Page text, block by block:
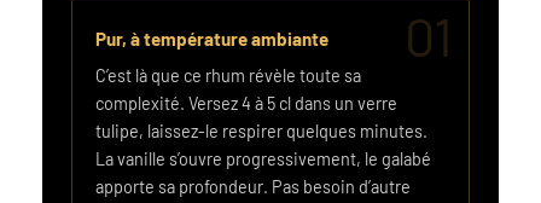
01
Pur, à température ambiante
C’est là que ce rhum révèle toute sa
complexité. Versez 4 à 5 cl dans un verre
tulipe, laissez-le respirer quelques minutes.
La vanille s’ouvre progressivement, le galabé
apporte sa profondeur. Pas besoin d’autre